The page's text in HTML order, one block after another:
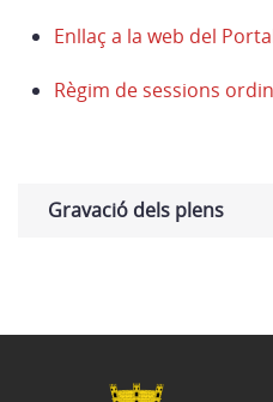
Enllaç a la web del
Règim de sessions
Gravació dels plens